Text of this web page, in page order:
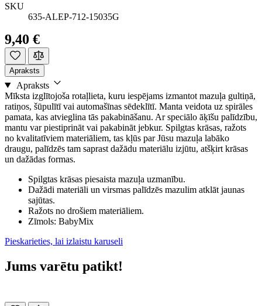
SKU
635-ALEP-712-15035G
9,40 €
Apraksts
Apraksts
Mīksta izglītojoša rotaļlieta, kuru iespējams izmantot mazuļa gultiņā,
ratiņos, šūpulītī vai automašīnas sēdeklītī. Manta veidota uz spirāles
pamata, kas atvieglina tās pakabināšanu. Ar speciālo āķīšu palīdzību,
mantu var piestiprināt vai pakabināt jebkur. Spilgtas krāsas, ražots
no kvalitatīviem materiāliem, tas kļūs par Jūsu mazuļa labāko
draugu, palīdzēs tam saprast dažādu materiālu izjūtu, atšķirt krāsas
un dažādas formas.
Spilgtas krāsas piesaista mazuļa uzmanību.
Dažādi materiāli un virsmas palīdzēs mazulim atklāt jaunas
sajūtas.
Ražots no drošiem materiāliem.
Zīmols: BabyMix
Pieskarieties, lai izlaistu karuseli
Jums varētu patikt!